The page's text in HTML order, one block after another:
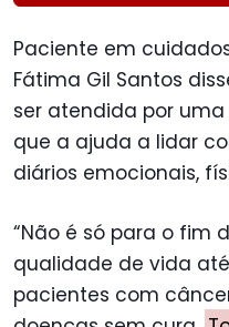
Paciente em
Fátima Gil Santos
ser atendida por
que a ajuda a lidar
diários emocionais,
“Não é só para o fim
qualidade de vida
pacientes com